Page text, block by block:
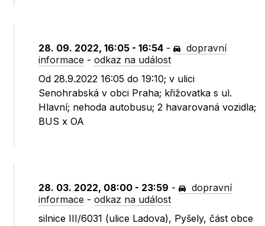
28. 09. 2022, 16:05 - 16:54 -
dopravní
informace -odkaz na událost
Od 28.9.2022 16:05 do 19:10; v ulici
Senohrabská v obci Praha; křižovatka s ul.
Hlavní; nehoda autobusu; 2 havarovaná vozidla;
BUS x OA
28. 03. 2022, 08:00 - 23:59 -
dopravní
informace -odkaz na událost
silnice III/6031 (ulice Ladova), Pyšely, část obce